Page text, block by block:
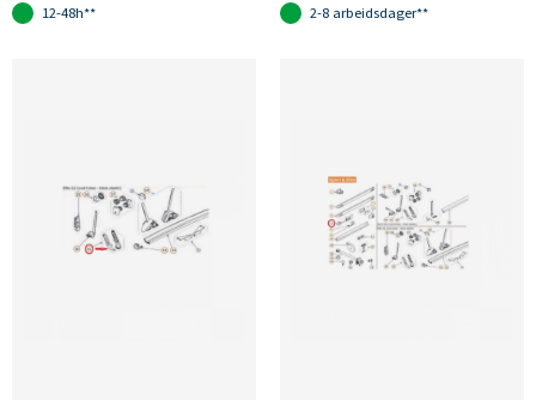
12-48h** 2-8 arbeidsdager**